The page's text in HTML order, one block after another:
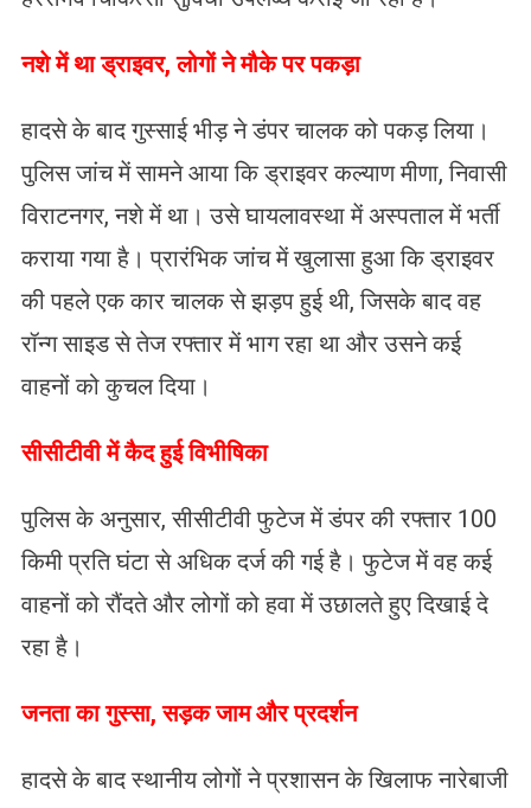
नशे में था ड्राइवर, लोगों ने मौके पर पकड़ा
हादसे के बाद गुस्साई भीड़ ने डंपर चालक को पकड़ लिया।
पुलिस जांच में सामने आया कि ड्राइवर कल्याण मीणा, निवासी
विराटनगर, नशे में था। उसे घायलावस्था में अस्पताल में भर्ती
कराया गया है। प्रारंभिक जांच में खुलासा हुआ कि ड्राइवर
की पहले एक कार चालक से झड़प हुई थी, जिसके बाद वह
रॉन्ग साइड से तेज रफ्तार में भाग रहा था और उसने कई
वाहनों को कुचल दिया।
सीसीटीवी में कैद हुई विभीषिका
पुलिस के अनुसार, सीसीटीवी फुटेज में डंपर की रफ्तार 100
किमी प्रति घंटा से अधिक दर्ज की गई है। फुटेज में वह कई
वाहनों को रौंदते और लोगों को हवा में उछालते हुए दिखाई दे
रहा है।
जनता का गुस्सा, सड़क जाम और प्रदर्शन
हादसे के बाद स्थानीय लोगों ने प्रशासन के खिलाफ नारेबाजी